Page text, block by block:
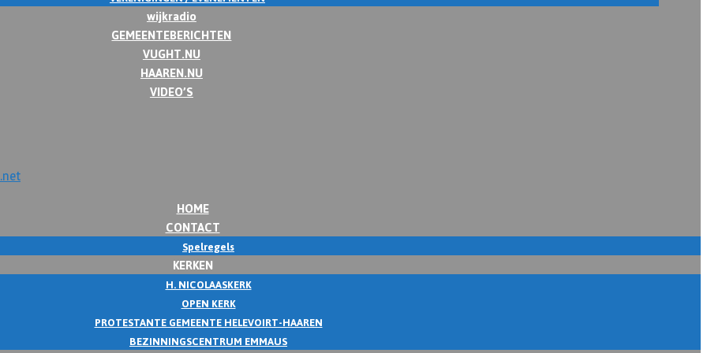
wijkradio
GEMEENTEBERICHTEN
VUGHT.NU
HAAREN.NU
VIDEO’S
HOME
CONTACT
Spelregels
KERKEN
H. NICOLAASKERK
OPEN KERK
PROTESTANTE GEMEENTE HELEVOIRT-HAAREN
BEZINNINGSCENTRUM EMMAUS